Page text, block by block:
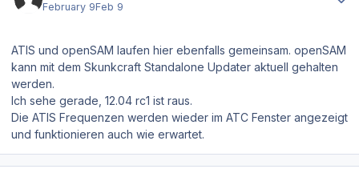
February 9Feb 9
ATIS und openSAM laufen hier ebenfalls gemeinsam. openSAM
kann mit dem Skunkcraft Standalone Updater aktuell gehalten
werden.
Ich sehe gerade, 12.04 rc1 ist raus.
Die ATIS Frequenzen werden wieder im ATC Fenster angezeigt
und funktionieren auch wie erwartet.